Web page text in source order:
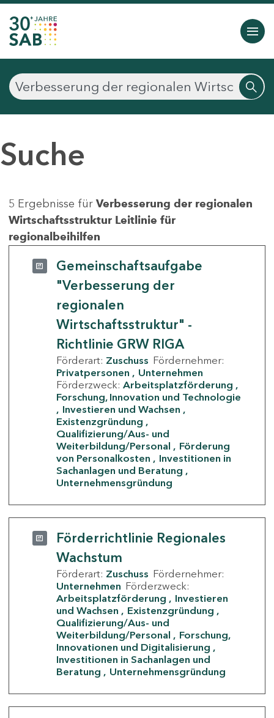
Suche
5 Ergebnisse für Verbesserung der regionalen
Wirtschaftsstruktur Leitlinie für
regionalbeihilfen
Gemeinschaftsaufgabe
"Verbesserung der
regionalen
Wirtschaftsstruktur" -
Richtlinie GRW RIGA
Förderart: Zuschuss Fördernehmer:
Privatpersonen
Unternehmen
Förderzweck: Arbeitsplatzförderung
Forschung, Innovation und Technologie
Investieren und Wachsen
Existenzgründung
Qualifizierung/Aus- und
Weiterbildung/Personal
Förderung
von Personalkosten
Investitionen in
Sachanlagen und Beratung
Unternehmensgründung
Förderrichtlinie Regionales
Wachstum
Förderart: Zuschuss Fördernehmer:
Unternehmen Förderzweck:
Arbeitsplatzförderung
Investieren
und Wachsen
Existenzgründung
Qualifizierung/Aus- und
Weiterbildung/Personal
Forschung,
Innovationen und Digitalisierung
Investitionen in Sachanlagen und
Beratung
Unternehmensgründung